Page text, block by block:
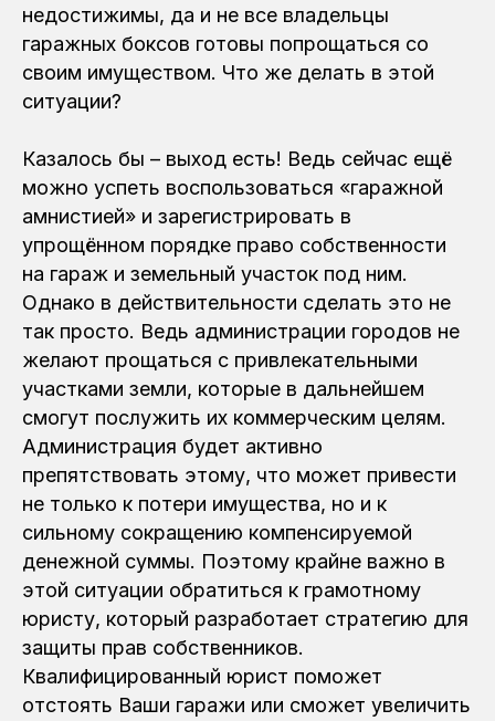
недостижимы, да и не все владельцы
гаражных боксов готовы попрощаться со
своим имуществом. Что же делать в этой
ситуации?
Казалось бы – выход есть! Ведь сейчас ещё
можно успеть воспользоваться «гаражной
амнистией» и зарегистрировать в
упрощённом порядке право собственности
на гараж и земельный участок под ним.
Однако в действительности сделать это не
так просто. Ведь администрации городов не
желают прощаться с привлекательными
участками земли, которые в дальнейшем
смогут послужить их коммерческим целям.
Администрация будет активно
препятствовать этому, что может привести
не только к потери имущества, но и к
сильному сокращению компенсируемой
денежной суммы. Поэтому крайне важно в
этой ситуации обратиться к грамотному
юристу, который разработает стратегию для
защиты прав собственников.
Квалифицированный юрист поможет
отстоять Ваши гаражи или сможет увеличить